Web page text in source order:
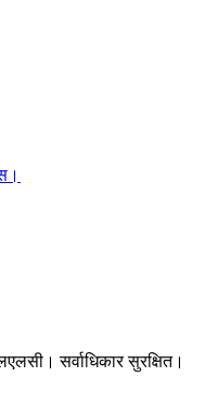
सर्वाधिकार सुरक्षित।​​